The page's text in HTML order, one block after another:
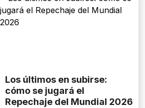
Los últimos en subirse:
cómo se jugará el
Repechaje del Mundial 2026